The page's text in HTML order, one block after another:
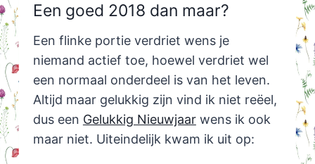
Een goed 2018 dan maar?
Een flinke portie verdriet wens je
niemand actief toe, hoewel verdriet wel
een normaal onderdeel is van het leven.
Altijd maar gelukkig zijn vind ik niet reëel,
dus een Gelukkig Nieuwjaarwens ik ook
maar niet. Uiteindelijk kwam ik uit op: